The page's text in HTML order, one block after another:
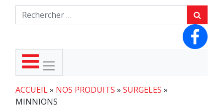
ACCUEIL» NOS PRODUITS » SURGELES »
MINNIONS